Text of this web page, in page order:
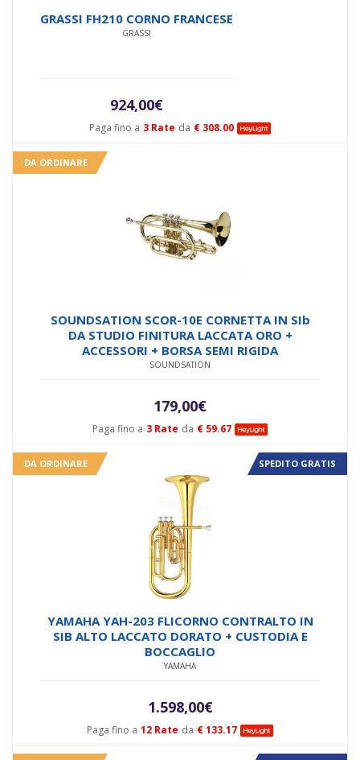
Paga fino a 3 Rate da € 308.00
GRASSI FH210 CORNO FRANCESE
GRASSI
924,00€
DA ORDINARE
Paga fino a 3 Rate da € 59.67
SOUNDSATION SCOR-10E CORNETTA IN SIb
DA STUDIO FINITURA LACCATA ORO +
ACCESSORI + BORSA SEMI RIGIDA
SOUNDSATION
179,00€
DA ORDINARE SPEDITO GRATIS
Paga fino a 12 Rate da € 133.17
YAMAHA YAH-203 FLICORNO CONTRALTO IN
SIB ALTO LACCATO DORATO + CUSTODIA E
BOCCAGLIO
YAMAHA
1.598,00€